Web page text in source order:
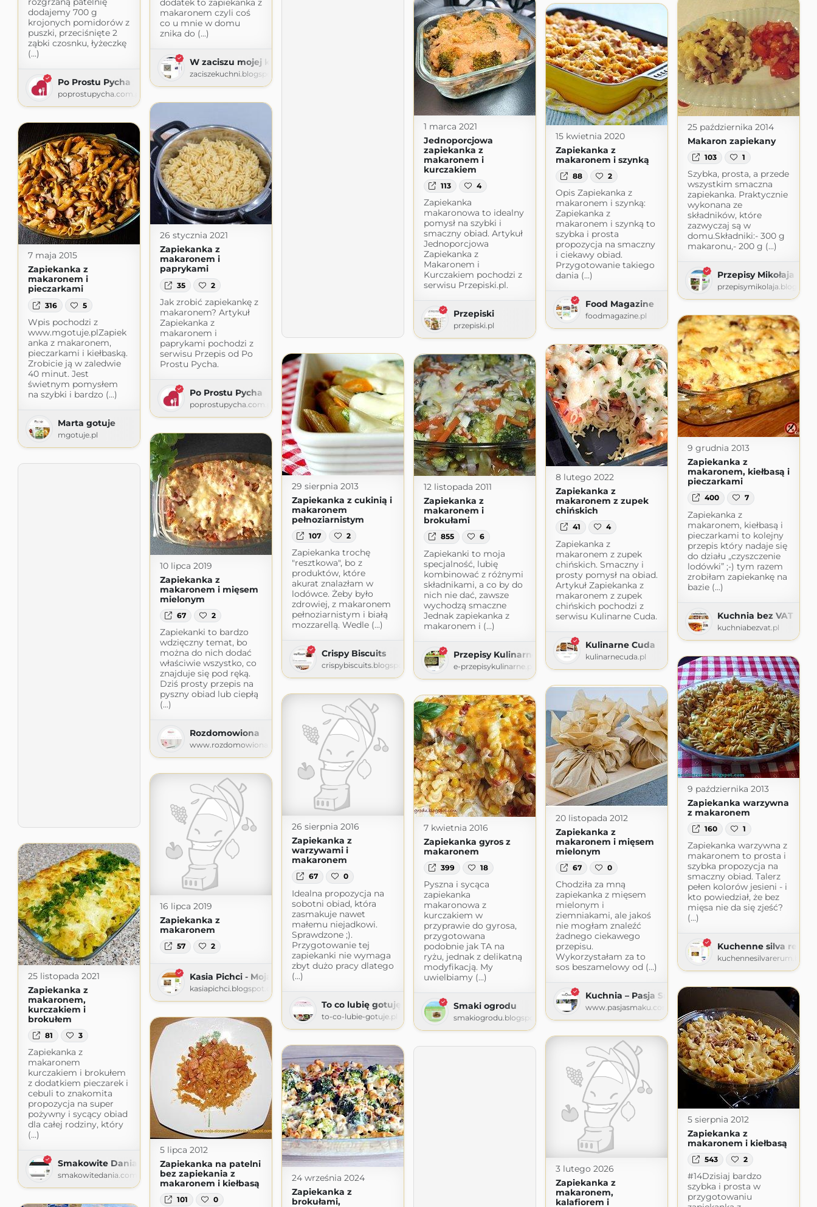
dodajemy 700 g
krojonych pomidorów z
puszki, przeciśnięte 2
ząbki czosnku, łyżeczkę
(...)
Po Prostu Pycha
poprostupycha.com.pl
dodatek to zapiekanka z
makaronem czyli coś
co u mnie w domu
znika do (...)
W zaciszu mojej kuchni
zaciszekuchni.blogspot.com
1 marca 2021
Jednoporcjowa
zapiekanka z
makaronem i
kurczakiem
113 4
Zapiekanka
makaronowa to idealny
pomysł na szybki i
smaczny obiad. Artykuł
Jednoporcjowa
Zapiekanka z
Makaronem i
Kurczakiem pochodzi z
serwisu Przepiski.pl.
Przepiski
przepiski.pl
25 października 2014
Makaron zapiekany
103 1
Szybka, prosta, a przede
wszystkim smaczna
zapiekanka. Praktycznie
wykonana ze
składników, które
zazwyczaj są w
domu.Składniki:- 300 g
makaronu,- 200 g (...)
Przepisy Mikołaja
15 kwietnia 2020
Zapiekanka z
makaronem i szynką
88 2
Opis Zapiekanka z
makaronem i szynką:
Zapiekanka z
makaronem i szynką to
szybka i prosta
propozycja na smaczny
i ciekawy obiad.
Przygotowanie takiego
dania (...)
Food Magazine
foodmagazine.pl
26 stycznia 2021
Zapiekanka z
makaronem i
paprykami
35 2
Jak zrobić zapiekankę z
makaronem? Artykuł
Zapiekanka z
makaronem i
paprykami pochodzi z
serwisu Przepis od Po
Prostu Pycha.
Po Prostu Pycha
poprostupycha.com.pl
7 maja 2015
Zapiekanka z
makaronem i
pieczarkami
316 5
Wpis pochodzi z
www.mgotuje.plZapiek
anka z makaronem,
pieczarkami i kiełbaską.
Zrobicie ją w zaledwie
40 minut. Jest
świetnym pomysłem
na szybki i bardzo (...)
Marta gotuje
mgotuje.pl
9 grudnia 2013
Zapiekanka z
makaronem, kiełbasą i
pieczarkami
400 7
Zapiekanka z
makaronem, kiełbasą i
pieczarkami to kolejny
przepis który nadaje się
do działu „czyszczenie
lodówki” ;-) tym razem
zrobiłam zapiekankę na
bazie (...)
Kuchnia bez VAT
kuchniabezvat.pl
8 lutego 2022
Zapiekanka z
makaronem z zupek
chińskich
41 4
Zapiekanka z
makaronem z zupek
chińskich. Smaczny i
prosty pomysł na obiad.
Artykuł Zapiekanka z
makaronem z zupek
chińskich pochodzi z
serwisu Kulinarne Cuda.
Kulinarne Cuda
kulinarnecuda.pl
29 sierpnia 2013
Zapiekanka z cukinią i
makaronem
pełnoziarnistym
107 2
Zapiekanka trochę
"resztkowa", bo z
produktów, które
akurat znalazłam w
lodówce. Żeby było
zdrowiej, z makaronem
pełnoziarnistym i białą
mozzarellą. Wedle (...)
Crispy Biscuits
crispybiscuits.blogspot.com
12 listopada 2011
Zapiekanka z
makaronem i
brokułami
855 6
Zapiekanki to moja
specjalność, lubię
kombinować z różnymi
składnikami, a co by do
nich nie dać, zawsze
wychodzą smaczne
Jednak zapiekanka z
makaronem i (...)
Przepisy Kulinarne
e-przepisykulinarne.pl
10 lipca 2019
Zapiekanka z
makaronem i mięsem
mielonym
67 2
Zapiekanki to bardzo
wdzięczny temat, bo
można do nich dodać
właściwie wszystko, co
znajduje się pod ręką.
Dziś prosty przepis na
pyszny obiad lub ciepłą
(...)
Rozdomowiona
www.rozdomowiona.pl
9 października 2013
Zapiekanka warzywna
z makaronem
160 1
Zapiekanka warzywna z
makaronem to prosta i
szybka propozycja na
smaczny obiad. Talerz
pełen kolorów jesieni - i
kto powiedział, że bez
mięsa nie da się zjeść?
(...)
Kuchenne silva rerum
20 listopada 2012
Zapiekanka z
makaronem i mięsem
mielonym
67 0
Chodziła za mną
zapiekanka z mięsem
mielonym i
ziemniakami, ale jakoś
nie mogłam znaleźć
żadnego ciekawego
przepisu.
Wykorzystałam za to
sos beszamelowy od (...)
Kuchnia – Pasja Smaku
www.pasjasmaku.com
26 sierpnia 2016
Zapiekanka z
warzywami i
makaronem
67 0
Idealna propozycja na
sobotni obiad, która
zasmakuje nawet
małemu niejadkowi.
Sprawdzone ;).
Przygotowanie tej
zapiekanki nie wymaga
zbyt dużo pracy dlatego
(...)
To co lubię gotuję
to-co-lubie-gotuje.pl
7 kwietnia 2016
Zapiekanka gyros z
makaronem
399 18
Pyszna i sycąca
zapiekanka
makaronowa z
kurczakiem w
przyprawie do gyrosa,
przygotowana
podobnie jak TA na
ryżu, jednak z delikatną
modyfikacją. My
uwielbiamy (...)
Smaki ogrodu
smakiogrodu.blogspot.com
16 lipca 2019
Zapiekanka z
makaronem
57 2
Kasia Pichci - Moja pasja gotowanie
kasiapichci.blogspot.com
25 listopada 2021
Zapiekanka z
makaronem,
kurczakiem i
brokułem
81 3
Zapiekanka z
makaronem
kurczakiem i brokułem
z dodatkiem pieczarek i
cebuli to znakomita
propozycja na super
pożywny i sycący obiad
dla całej rodziny, który
(...)
Smakowite Dania
smakowitedania.com
5 sierpnia 2012
Zapiekanka z
makaronem i kiełbasą
543 2
#14Dzisiaj bardzo
szybka i prosta w
przygotowaniu
5 lipca 2012
Zapiekanka na patelni
bez zapiekania z
makaronem i kiełbasą
101 0
3 lutego 2026
Zapiekanka z
makaronem,
kalafiorem i
24 września 2024
Zapiekanka z
brokułami,